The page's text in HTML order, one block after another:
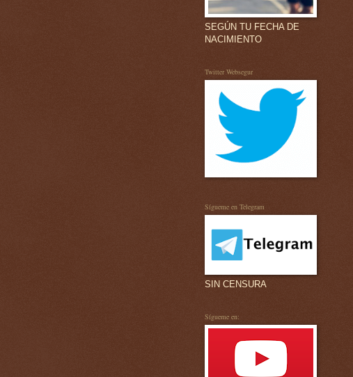
SEGÚN TU FECHA DE
NACIMIENTO
Twitter Websegur
Sígueme en Telegram
SIN CENSURA
Sígueme en: